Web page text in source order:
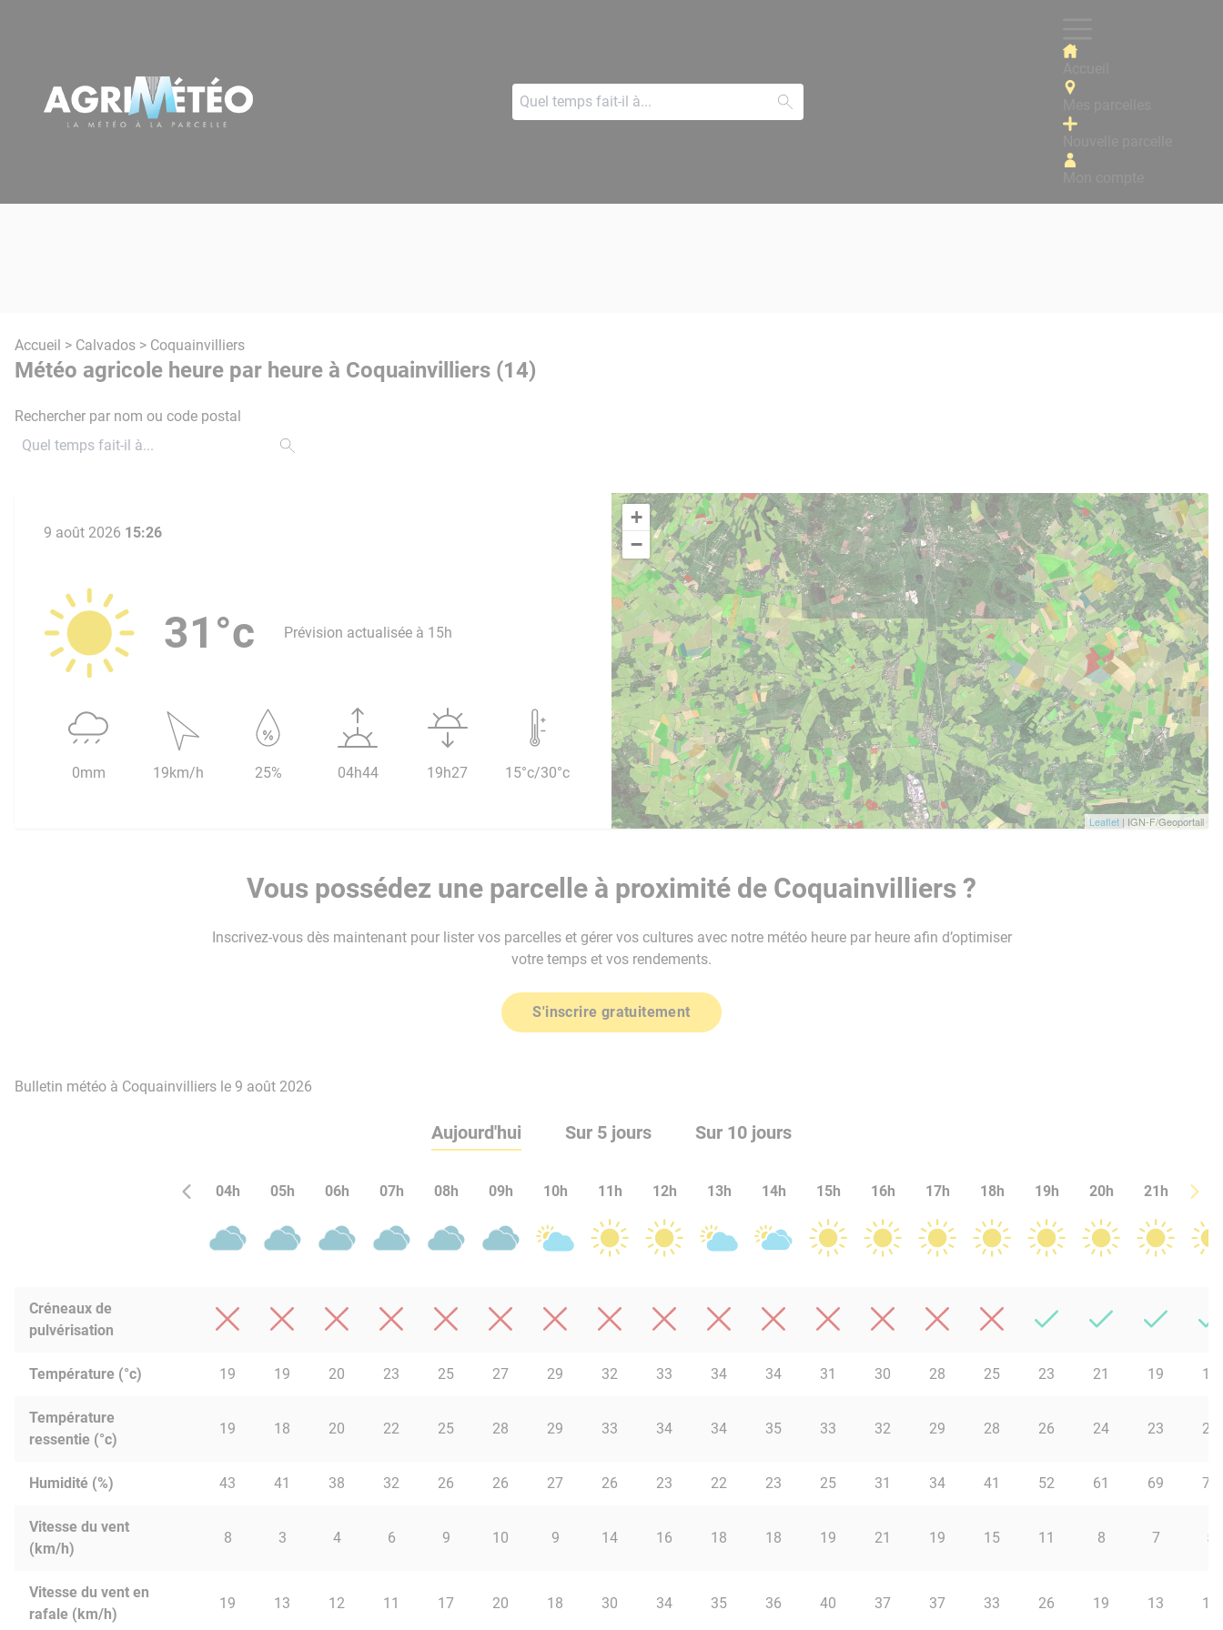
Accueil > Calvados > Coquainvilliers
Météo agricole heure par heure à Coquainvilliers (14)
Rechercher par nom ou code postal
+
−
Leaflet | IGN-F/Geoportail
9 août 2026 15:26
31°c Prévision actualisée à 15h
0mm 19km/h 25% 04h44 19h27 15°c/30°c
Vous possédez une parcelle à proximité de Coquainvilliers ?
Inscrivez-vous dès maintenant pour lister vos parcelles et gérer vos cultures avec notre météo heure par heure afin d’optimiser
votre temps et vos rendements.
S'inscrire gratuitement
Bulletin météo à Coquainvilliers le 9 août 2026
Aujourd'hui Sur 5 jours Sur 10 jours
04h 05h 06h 07h 08h 09h 10h 11h 12h 13h 14h 15h 16h 17h 18h 19h 20h 21h 22h
Créneaux de
pulvérisation
Température (°c) 19 19 20 23 25 27 29 32 33 34 34 31 30 28 25 23 21 19 18
Température
ressentie (°c)
19 18 20 22 25 28 29 33 34 34 35 33 32 29 28 26 24 23 21
Humidité (%) 43 41 38 32 26 26 27 26 23 22 23 25 31 34 41 52 61 69 74
Vitesse du vent
(km/h)
8 3 4 6 9 10 9 14 16 18 18 19 21 19 15 11 8 7 5
Vitesse du vent en
rafale (km/h)
19 13 12 11 17 20 18 30 34 35 36 40 37 37 33 26 19 13 11